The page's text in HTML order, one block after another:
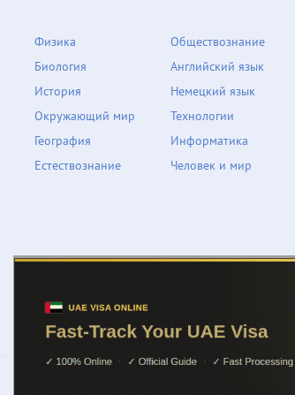
Физика
Биология
История
Окружающий мир
География
Естествознание
Обществознание
Английский язык
Немецкий язык
Технологии
Информатика
Человек и мир